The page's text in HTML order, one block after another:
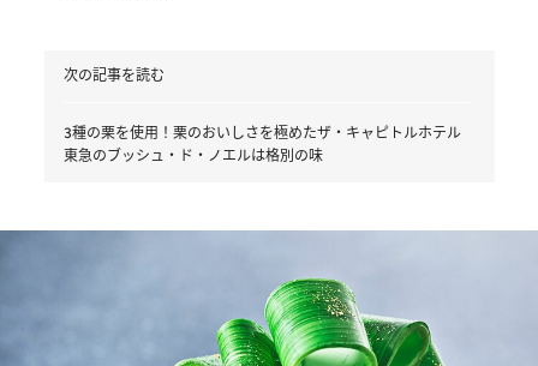
次の記事を読む
3種の栗を使用！栗のおいしさを極めたザ・キャピトルホテル
東急のブッシュ・ド・ノエルは格別の味